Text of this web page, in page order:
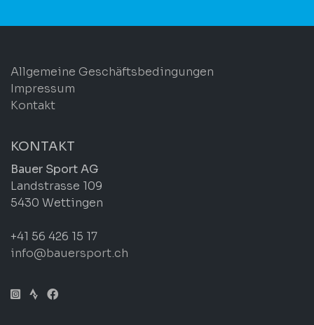
Allgemeine Geschäftsbedingungen
Impressum
Kontakt
KONTAKT
Bauer Sport AG
Landstrasse 109
5430 Wettingen
+41 56 426 15 17
info@bauersport.ch